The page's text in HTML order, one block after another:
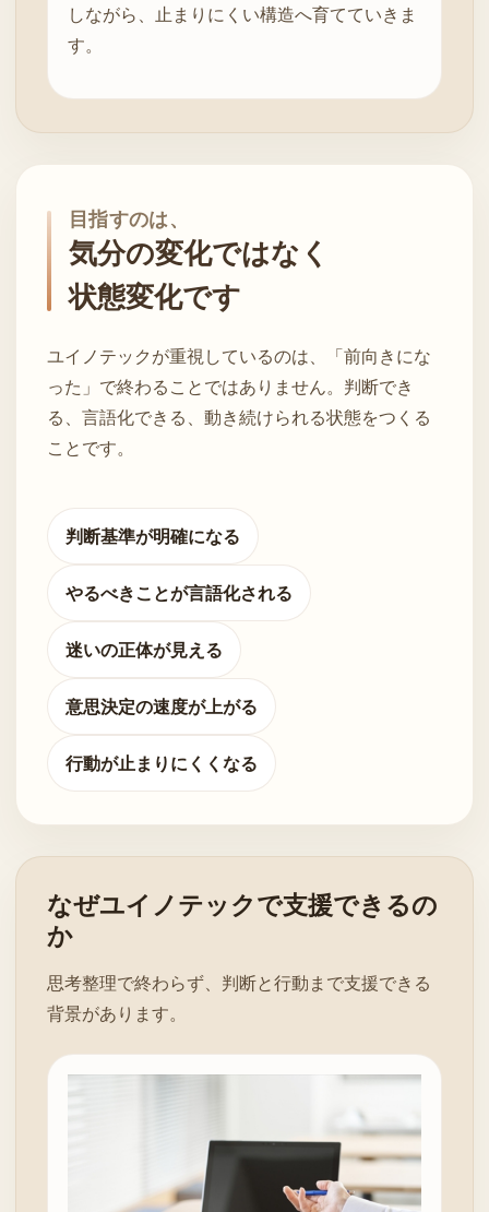
しながら、止まりにくい構造へ育てていきま
す。
目指すのは、
気分の変化ではなく
状態変化です
ユイノテックが重視しているのは、「前向きにな
った」で終わることではありません。判断でき
る、言語化できる、動き続けられる状態をつくる
ことです。
判断基準が明確になる
やるべきことが言語化される
迷いの正体が見える
意思決定の速度が上がる
行動が止まりにくくなる
なぜユイノテックで支援できるの
か
思考整理で終わらず、判断と行動まで支援できる
背景があります。